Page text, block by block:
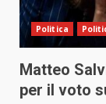
Politica
Matteo
per il voto